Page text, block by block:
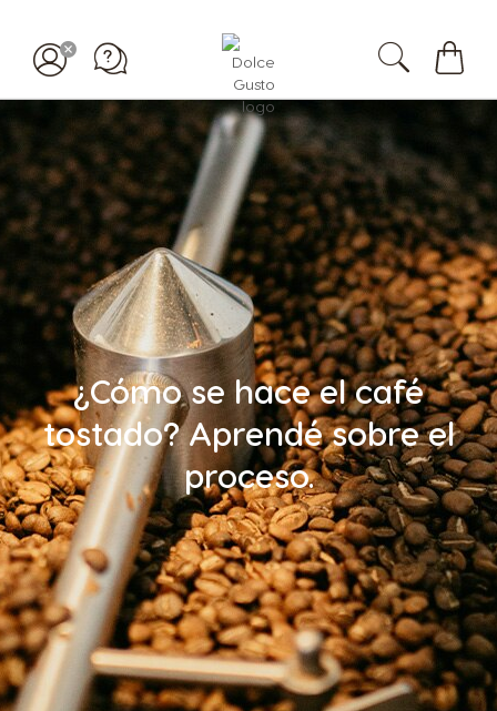
¿Cómo se hace el café
tostado? Aprendé sobre el
proceso.